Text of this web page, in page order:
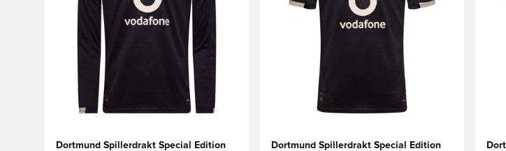
Dortmund Spillerdrakt Special Edition Dortmund Spillerdrakt Special Edition